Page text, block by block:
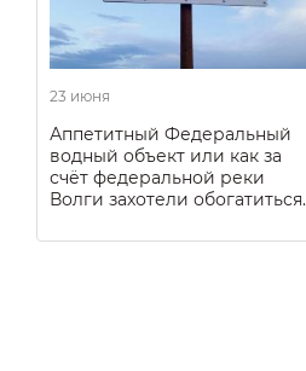
23 июня
Аппетитный Федеральный
водный объект или как за
счёт федеральной реки
Волги захотели обогатиться.